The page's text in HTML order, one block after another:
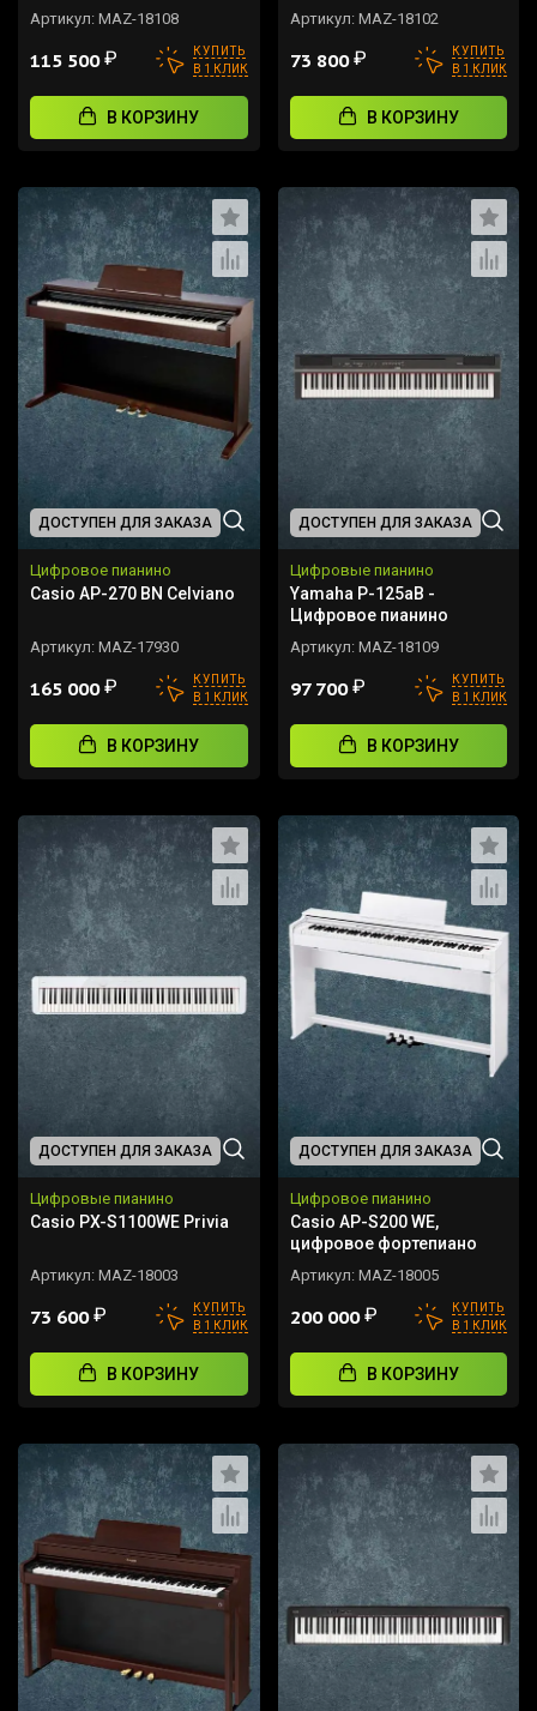
Артикул: MAZ-18108
115 500₽
КУПИТЬ
В 1 КЛИК
В КОРЗИНУ
Артикул: MAZ-18102
73 800₽
КУПИТЬ
В 1 КЛИК
В КОРЗИНУ
ДОСТУПЕН ДЛЯ ЗАКАЗА
Цифровое пианино
Casio AP-270 BN Celviano
Артикул: MAZ-17930
165 000₽
КУПИТЬ
В 1 КЛИК
В КОРЗИНУ
ДОСТУПЕН ДЛЯ ЗАКАЗА
Цифровые пианино
Yamaha P-125aB -
Цифровое пианино
Артикул: MAZ-18109
97 700₽
КУПИТЬ
В 1 КЛИК
В КОРЗИНУ
ДОСТУПЕН ДЛЯ ЗАКАЗА
Цифровые пианино
Casio PX-S1100WE Privia
Артикул: MAZ-18003
73 600₽
КУПИТЬ
В 1 КЛИК
В КОРЗИНУ
ДОСТУПЕН ДЛЯ ЗАКАЗА
Цифровое пианино
Casio AP-S200 WE,
цифровое фортепиано
Артикул: MAZ-18005
200 000₽
КУПИТЬ
В 1 КЛИК
В КОРЗИНУ